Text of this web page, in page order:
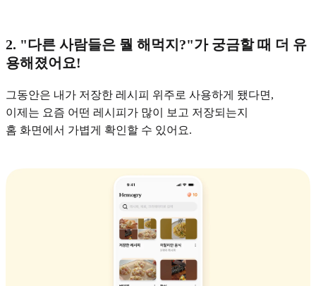
2. "다른 사람들은 뭘 해먹지?"가 궁금할 때 더 유
용해졌어요!
그동안은 내가 저장한 레시피 위주로 사용하게 됐다면,
이제는 요즘 어떤 레시피가 많이 보고 저장되는지
홈 화면에서 가볍게 확인할 수 있어요.